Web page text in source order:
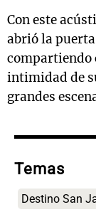
Con este
abrió la
compartiendo
intimidad de
grandes
Temas
Destino San